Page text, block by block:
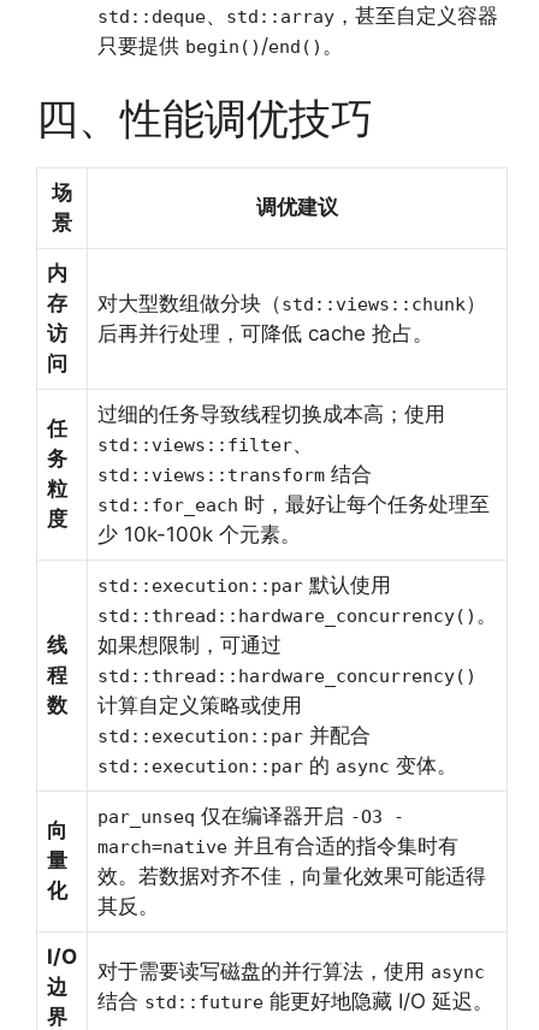
std::deque、 std::array ，甚至自定义容器
只要提供 begin() /end() 。
四、性能调优技巧
场
景
调优建议
内
存
访
问
对大型数组做分块（std::views::chunk）
后再并行处理，可降低 cache 抢占。
任
务
粒
度
过细的任务导致线程切换成本高；使用
std::views::filter、
std::views::transform 结合
std::for_each 时，最好让每个任务处理至
少 10k-100k 个元素。
线
程
数
std::execution::par 默认使用
std::thread::hardware_concurrency() 。
如果想限制，可通过
std::thread::hardware_concurrency()
计算自定义策略或使用
std::execution::par 并配合
std::execution::par 的 async 变体。
向
量
化
par_unseq 仅在编译器开启 -O3 -
march=native 并且有合适的指令集时有
效。若数据对齐不佳，向量化效果可能适得
其反。
I/O
边
界
对于需要读写磁盘的并行算法，使用 async
结合 std::future 能更好地隐藏 I/O 延迟。